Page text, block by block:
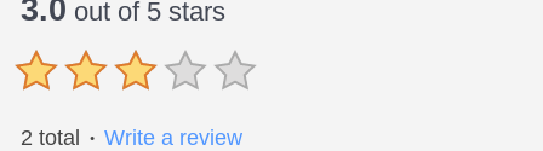
3.0 out of 5 stars
2 total ● Write a review